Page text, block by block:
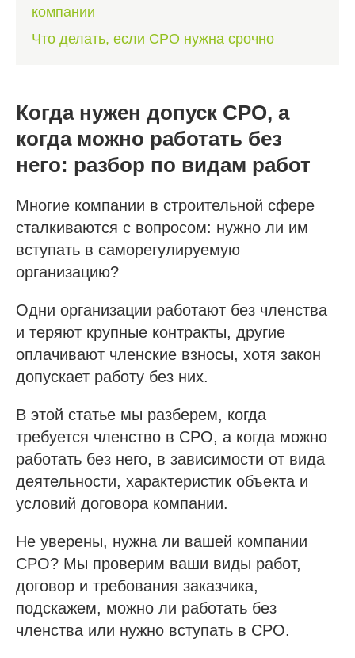
компании
Что делать, если СРО нужна срочно
Когда нужен допуск СРО, а
когда можно работать без
него: разбор по видам работ
Многие компании в строительной сфере
сталкиваются с вопросом: нужно ли им
вступать в саморегулируемую
организацию?
Одни организации работают без членства
и теряют крупные контракты, другие
оплачивают членские взносы, хотя закон
допускает работу без них.
В этой статье мы разберем, когда
требуется членство в СРО, а когда можно
работать без него, в зависимости от вида
деятельности, характеристик объекта и
условий договора компании.
Не уверены, нужна ли вашей компании
СРО? Мы проверим ваши виды работ,
договор и требования заказчика,
подскажем, можно ли работать без
членства или нужно вступать в СРО.